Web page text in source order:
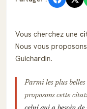
Vous cherchez une
Nous vous
Guichardin.
Parmi les plus
proposons cette